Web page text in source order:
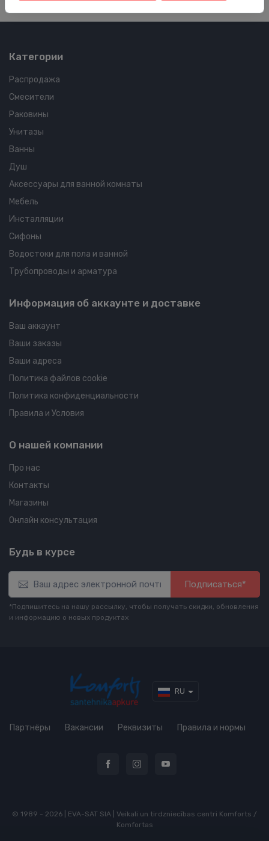
Категории
Распродажа
Смесители
Раковины
Унитазы
Ванны
Душ
Аксессуары для ванной комнаты
Мебель
Инсталляции
Сифоны
Водостоки для пола и ванной
Трубопроводы и арматура
Информация об аккаунте и доставке
Ваш аккаунт
Ваши заказы
Ваши адреса
Политика файлов cookie
Политика конфиденциальности
Правила и Условия
О нашей компании
Про нас
Контакты
Магазины
Онлайн консультация
Будь в курсе
Подписаться*
*Подпишитесь на нашу рассылку, чтобы получать скидки, обновления
и информацию о новых продуктах
RU
Партнёры Вакансии Реквизиты Правила и нормы
© 1989 - 2026 | EVA-SAT SIA | Veikali un tirdzniecības centri Komforts /
Komfortas